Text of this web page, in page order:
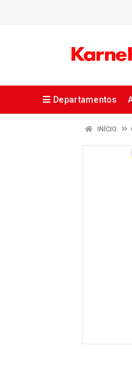
Departamentos
INÍCIO